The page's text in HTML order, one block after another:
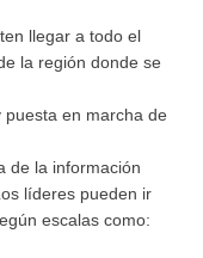
llegar a todo el
la región donde se
en marcha de
de la información
líderes pueden ir
escalas como: